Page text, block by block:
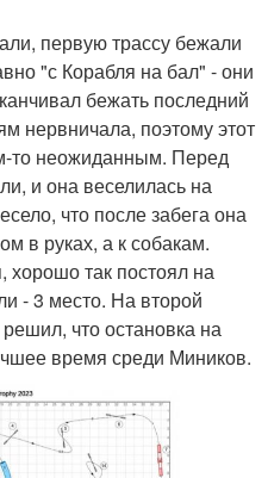
первую трассу бежали
"с Корабля на бал" - они
бежать последний
нервничала, поэтому этот
то неожиданным. Перед
и она веселилась на
что после забега она
в руках, а к собакам.
хорошо так постоял на
- 3 место. На второй
что остановка на
время среди Миников.